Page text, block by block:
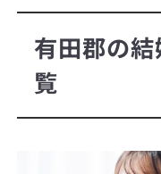
有田郡の
覧